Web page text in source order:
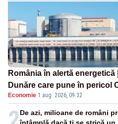
România în alertă
Dunăre care pune în pericol
cunoscută de pe vremea lui
Economie·1 aug. 2026, 09:32
De azi, milioane de români